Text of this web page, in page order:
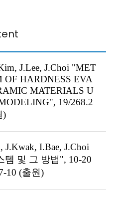
J.Lee, J.Choi "MET
OF HARDNESS EVA
MATERIALS U
19/268.2
)
I.Bae, J.Choi
템 및 그 방법", 10-20
10 (출원)